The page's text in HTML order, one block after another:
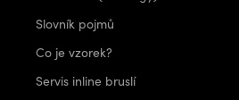
Slovník pojmů
Co je vzorek?
Servis inline bruslí